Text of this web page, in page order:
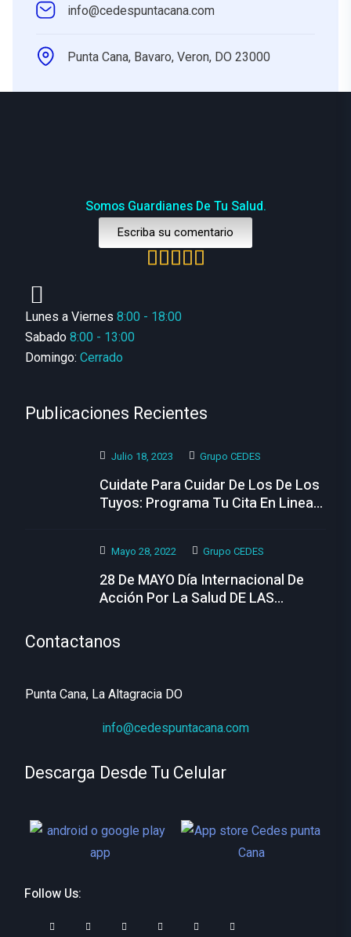
info@cedespuntacana.com
Punta Cana, Bavaro, Veron, DO 23000
Somos Guardianes De Tu Salud.
Escriba su comentario
Lunes a Viernes 8:00 - 18:00
Sabado 8:00 - 13:00
Domingo: Cerrado
Publicaciones Recientes
Julio 18, 2023 Grupo CEDES
Cuidate Para Cuidar De Los De Los
Tuyos: Programa Tu Cita En Linea
Mayo 28, 2022 Grupo CEDES
28 De MAYO Día Internacional De
Acción Por La Salud DE LAS
Contactanos
Punta Cana, La Altagracia DO
info@cedespuntacana.com
Descarga Desde Tu Celular
Follow Us: